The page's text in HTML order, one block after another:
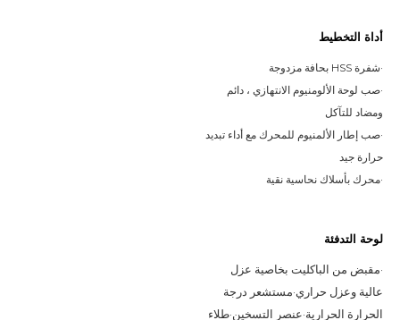
أداة التخطيط
·شفرة HSS بحافة مزدوجة
·صب لوحة الألومنيوم الانتهازي ، دائم
ومضاد للتآكل
·صب إطار الألمنيوم للمحرك مع أداء تبديد
حرارة جيد
·محرك بأسلاك نحاسية نقية
لوحة التدفئة
·
عالية وعزل حراري·
الحرارة الحرارية·عنصر التسخين·